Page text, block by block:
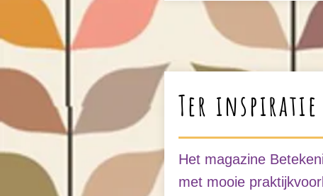
Ter inspiratie
Het magazine
met mooie